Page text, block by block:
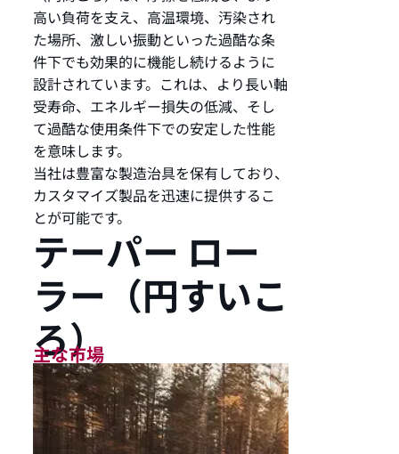
高い負荷を支え、高温環境、汚染され
た場所、激しい振動といった過酷な条
件下でも効果的に機能し続けるように
設計されています。これは、より長い軸
受寿命、エネルギー損失の低減、そし
て過酷な使用条件下での安定した性能
を意味します。
当社は豊富な製造治具を保有しており、
カスタマイズ製品を迅速に提供するこ
とが可能です。
テーパー ロー
ラー（円すいこ
ろ）
主な市場